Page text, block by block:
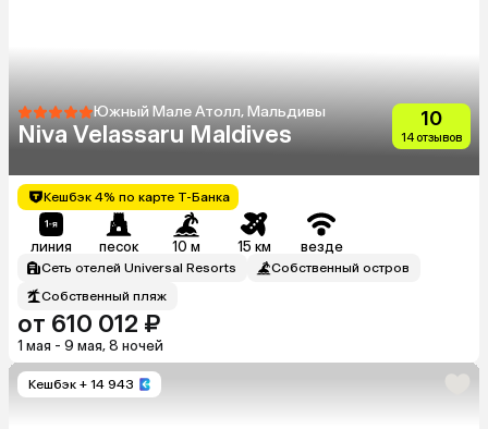
Южный Мале Атолл, Мальдивы
Niva Velassaru Maldives
10
14 отзывов
Кешбэк 4% по карте Т-Банка
линия песок 10 м 15 км везде
Сеть отелей Universal Resorts
Собственный остров
Собственный пляж
от 610 012 ₽
1 мая - 9 мая, 8 ночей
Кешбэк + 14 943